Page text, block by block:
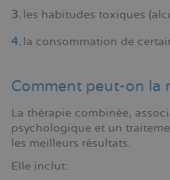
les habitudes toxiques
la consommation de
Comment peut-on la
La thérapie combinée,
psychologique et un
les meilleurs résultats.
Elle inclut: